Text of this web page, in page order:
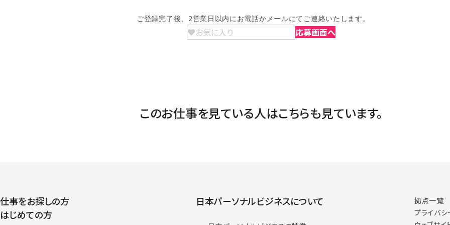
ご登録完了後、2営業日以内にお電話かメールにてご連絡いたします。
お気に入り 応募画面へ
このお仕事を見ている人はこちらも見ています。
仕事をお探しの方
はじめての方
日本パーソナルビジネスについて
拠点一覧
プライバ